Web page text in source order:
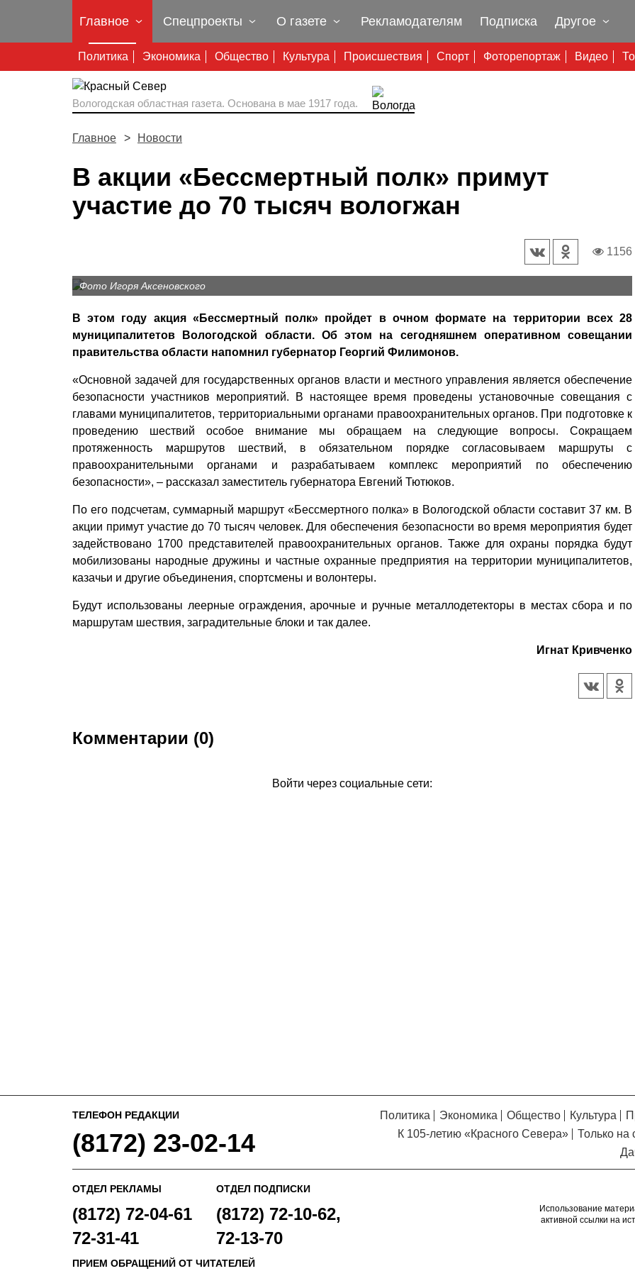
Главное
Политика Экономика Общество Культура Происшествия Спорт Фоторепортаж Видео
Спецпроекты О газете Рекламодателям Подписка Другое
Вологодская областная газета. Основана в мае 1917 года.
Главное Новости
В акции «Бессмертный полк» примут
участие до 70 тысяч вологжан
1156
Фото Игоря Аксеновского
В этом году акция «Бессмертный полк» пройдет в очном формате на территории всех 28
муниципалитетов Вологодской области. Об этом на сегодняшнем оперативном совещании
правительства области напомнил губернатор Георгий Филимонов.
«Основной задачей для государственных органов власти и местного управления является обеспечение
безопасности участников мероприятий. В настоящее время проведены установочные совещания с
главами муниципалитетов, территориальными органами правоохранительных органов. При подготовке к
проведению шествий особое внимание мы обращаем на следующие вопросы. Сокращаем
протяженность маршрутов шествий, в обязательном порядке согласовываем маршруты с
правоохранительными органами и разрабатываем комплекс мероприятий по обеспечению
безопасности», – рассказал заместитель губернатора Евгений Тютюков.
По его подсчетам, суммарный маршрут «Бессмертного полка» в Вологодской области составит 37 км. В
акции примут участие до 70 тысяч человек. Для обеспечения безопасности во время мероприятия будет
задействовано 1700 представителей правоохранительных органов. Также для охраны порядка будут
мобилизованы народные дружины и частные охранные предприятия на территории муниципалитетов,
казачьи и другие объединения, спортсмены и волонтеры.
Будут использованы леерные ограждения, арочные и ручные металлодетекторы в местах сбора и по
маршрутам шествия, заградительные блоки и так далее.
Игнат Кривченко
Комментарии (0)
Войти через социальные сети:
ТЕЛЕФОН РЕДАКЦИИ
(8172) 23-02-14
Политика Экономика Общество Культура
К 105-летию «Красного Севера»
Только на
ОТДЕЛ РЕКЛАМЫ
(8172) 72-04-61
72-31-41
ОТДЕЛ ПОДПИСКИ
(8172) 72-10-62,
72-13-70
ПРИЕМ ОБРАЩЕНИЙ ОТ ЧИТАТЕЛЕЙ
Использование
активной ссылки на